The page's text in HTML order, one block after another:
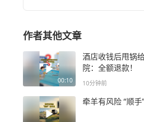
作者其他文章
00:10
酒店收钱后甩锅
院：全额退款！
10分钟前
牵羊有风险 “顺手